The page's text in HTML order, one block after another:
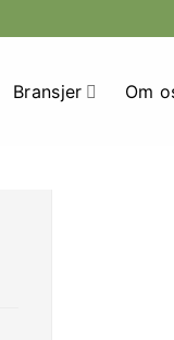
Bransjer Om